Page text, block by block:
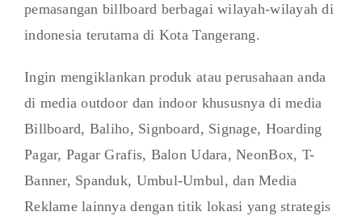
pemasangan billboard berbagai wilayah-wilayah di
indonesia terutama di Kota Tangerang.
Ingin mengiklankan produk atau perusahaan anda
di media outdoor dan indoor khususnya di media
Billboard, Baliho, Signboard, Signage, Hoarding
Pagar, Pagar Grafis, Balon Udara, NeonBox, T-
Banner, Spanduk, Umbul-Umbul, dan Media
Reklame lainnya dengan titik lokasi yang strategis